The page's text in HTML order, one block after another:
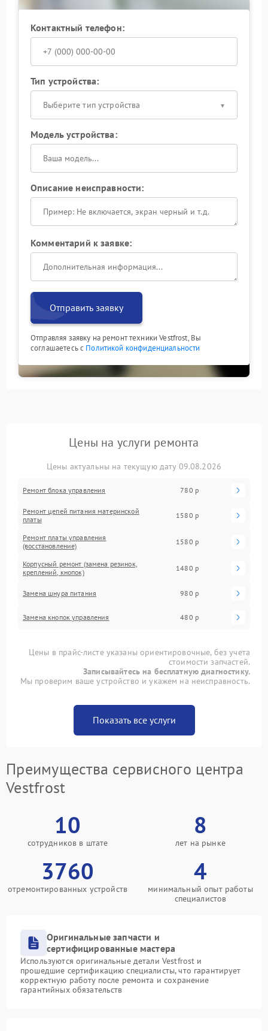
Контактный телефон:
Тип устройства:
Выберите тип устройства
Модель устройства:
Описание неисправности:
Комментарий к заявке:
Отправить заявку
Отправляя заявку на ремонт техники Vestfrost, Вы
соглашаетесь с Политикой конфиденциальности
Цены на услуги ремонта
Цены актуальны на текущую дату 09.08.2026
Ремонт блока управления 780 р
Ремонт цепей питания материнской
платы
1580 р
Ремонт платы управления
(восстановление)
1580 р
Корпусный ремонт (замена резинок,
креплений, кнопок)
1480 р
Замена шнура питания 980 р
Замена кнопок управления 480 р
Цены в прайс-листе указаны ориентировочные, без учета
стоимости запчастей.
Записывайтесь на бесплатную диагностику.
Мы проверим ваше устройство и укажем на неисправность.
Показать все услуги
Преимущества сервисного центра
Vestfrost
10
сотрудников в штате
8
лет на рынке
3760
отремонтированных устройств
4
минимальный опыт работы
специалистов
Оригинальные запчасти и
сертифицированные мастера
Используются оригинальные детали Vestfrost и
прошедшие сертификацию специалисты, что гарантирует
корректную работу после ремонта и сохранение
гарантийных обязательств